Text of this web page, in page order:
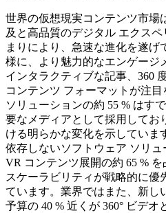
世界の仮想現実コンテンツ市場
及と高品質のデジタル エクス
まりにより、急速な進化を遂げ
様に、より魅力的なエンゲージ
インタラクティブな記事、360
コンテンツ フォーマットが注
ソリューションの約 55 % はす
要なメディアとして採用してお
ける明らかな変化を示していま
依存しないソフトウェア ソリ
VR コンテンツ展開の約 65 %
スケーラビリティが戦略的に優
ています。業界ではまた、新し
予算の 40 % 近くが 360° ビデオ